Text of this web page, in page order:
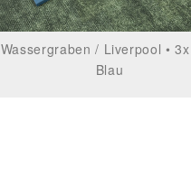
Wassergraben / Liverpool •
Blau